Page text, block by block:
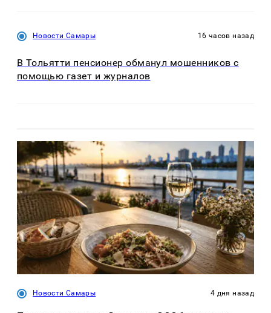
Новости Самары 16 часов назад
В Тольятти пенсионер обманул мошенников с
помощью газет и журналов
Новости Самары 4 дня назад